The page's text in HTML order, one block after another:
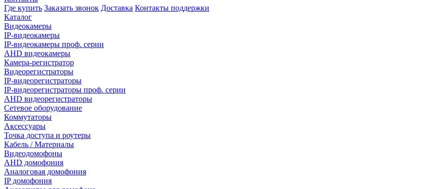
Где купить Заказать звонок Доставка Контакты поддержки
Каталог
Видеокамеры
IP-видеокамеры
IP-видеокамеры проф. серии
AHD видеокамеры
Камера-регистратор
Видеорегистраторы
IP-видеорегистраторы
IP-видеорегистраторы проф. серии
AHD видеорегистраторы
Сетевое оборудование
Коммутаторы
Аксессуары
Точка доступа и роутеры
Кабель / Материалы
Видеодомофоны
AHD домофония
Аналоговая домофония
IP домофония